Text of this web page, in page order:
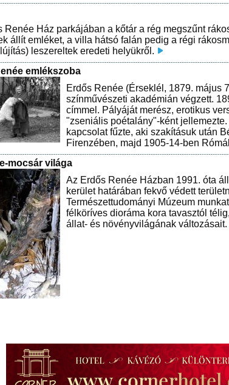
Renée Ház parkájában a kőtár a rég megszűnt
állít emléket, a villa hátsó falán pedig a régi
leszereltek eredeti helyükről.
emlékszoba
Erdős Renée (Érseklél, 1879. május
színművészeti akadémián végzett.
címmel. Pályáját merész, erotikus
"zseniális poétalány"-ként
kapcsolat fűzte, aki szakításuk után
Firenzében, majd 1905-14-ben
mocsár világa
Az Erdős Renée Házban 1991. óta
kerület határában fekvő védett
Természettudományi Múzeum
félköríves dioráma kora tavasztól
állat- és növényvilágának változásait.